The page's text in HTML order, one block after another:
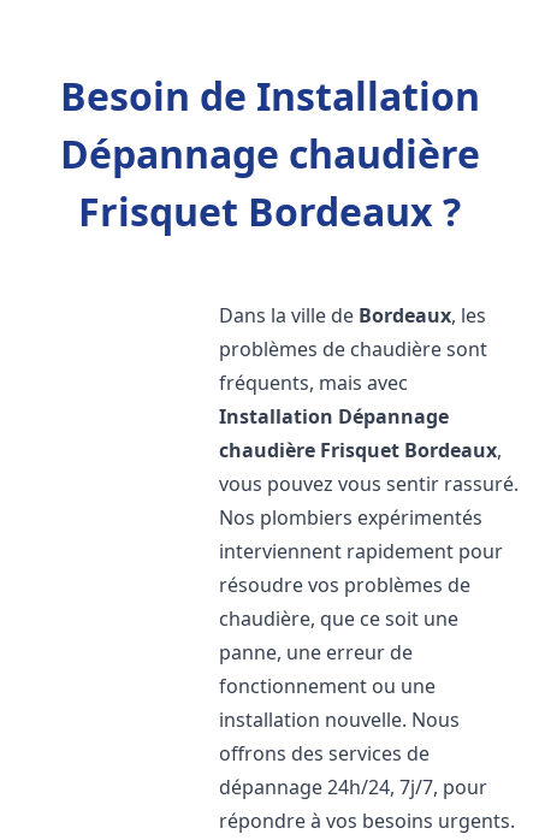
Besoin de Installation
Dépannage chaudière
Frisquet Bordeaux ?
Dans la ville de Bordeaux, les
problèmes de chaudière sont
fréquents, mais avec
Installation Dépannage
chaudière Frisquet Bordeaux,
vous pouvez vous sentir rassuré.
Nos plombiers expérimentés
interviennent rapidement pour
résoudre vos problèmes de
chaudière, que ce soit une
panne, une erreur de
fonctionnement ou une
installation nouvelle. Nous
offrons des services de
dépannage 24h/24, 7j/7, pour
répondre à vos besoins urgents.